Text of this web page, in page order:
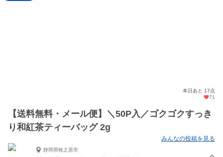
本日あと 17点
71
【送料無料・メール便】＼50P入／ゴクゴクすっき
り和紅茶ティーバッグ 2g
みんなの投稿を見る
静岡県牧之原市